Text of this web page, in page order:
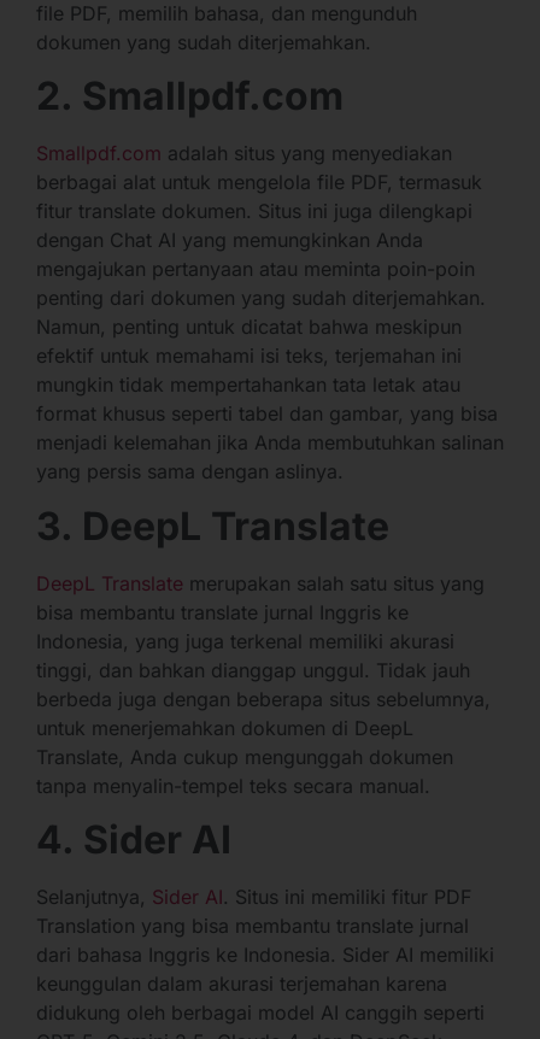
file PDF, memilih bahasa, dan mengunduh
dokumen yang sudah diterjemahkan.
2. Smallpdf.com
Smallpdf.com adalah situs yang menyediakan
berbagai alat untuk mengelola file PDF, termasuk
fitur translate dokumen. Situs ini juga dilengkapi
dengan Chat AI yang memungkinkan Anda
mengajukan pertanyaan atau meminta poin-poin
penting dari dokumen yang sudah diterjemahkan.
Namun, penting untuk dicatat bahwa meskipun
efektif untuk memahami isi teks, terjemahan ini
mungkin tidak mempertahankan tata letak atau
format khusus seperti tabel dan gambar, yang bisa
menjadi kelemahan jika Anda membutuhkan salinan
yang persis sama dengan aslinya.
3. DeepL Translate
DeepL Translate merupakan salah satu situs yang
bisa membantu translate jurnal Inggris ke
Indonesia, yang juga terkenal memiliki akurasi
tinggi, dan bahkan dianggap unggul. Tidak jauh
berbeda juga dengan beberapa situs sebelumnya,
untuk menerjemahkan dokumen di DeepL
Translate, Anda cukup mengunggah dokumen
tanpa menyalin-tempel teks secara manual.
4. Sider AI
Selanjutnya, Sider AI. Situs ini memiliki fitur PDF
Translation yang bisa membantu translate jurnal
dari bahasa Inggris ke Indonesia. Sider AI memiliki
keunggulan dalam akurasi terjemahan karena
didukung oleh berbagai model AI canggih seperti